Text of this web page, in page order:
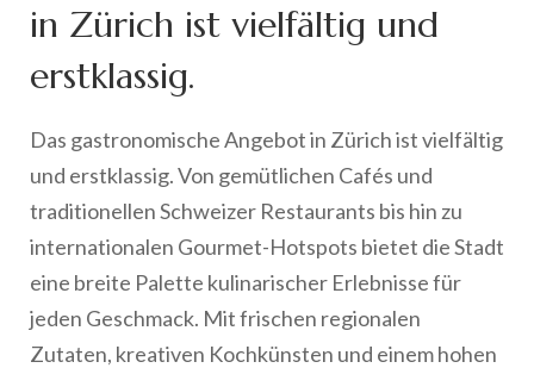
in Zürich ist vielfältig und
erstklassig.
Das gastronomische Angebot in Zürich ist vielfältig
und erstklassig. Von gemütlichen Cafés und
traditionellen Schweizer Restaurants bis hin zu
internationalen Gourmet-Hotspots bietet die Stadt
eine breite Palette kulinarischer Erlebnisse für
jeden Geschmack. Mit frischen regionalen
Zutaten, kreativen Kochkünsten und einem hohen